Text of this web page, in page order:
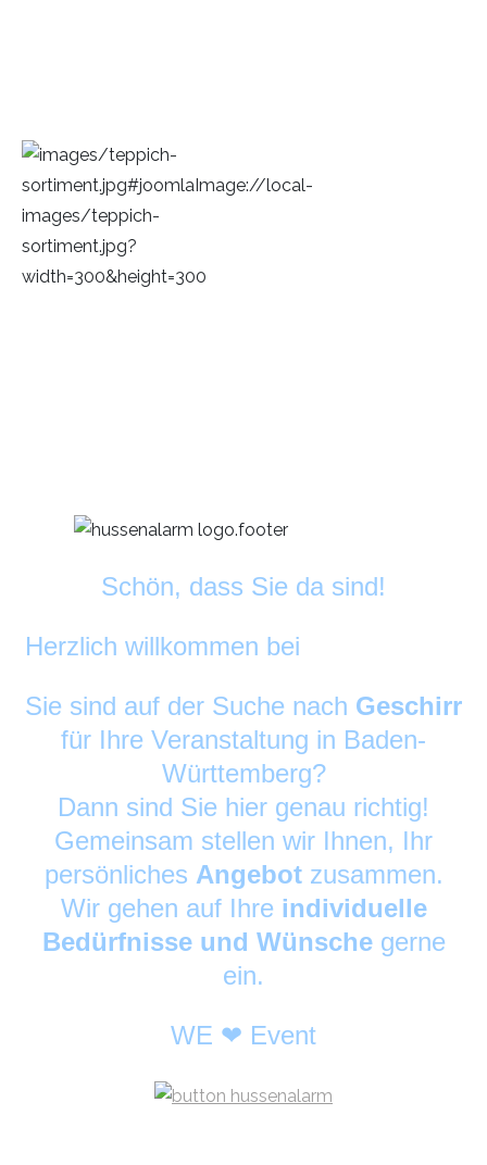
Schön, dass Sie da sind!
Herzlich willkommen bei
Sie sind auf der Suche nach Geschirr
für Ihre Veranstaltung in Baden-
Württemberg?
Dann sind Sie hier genau richtig!
Gemeinsam stellen wir Ihnen, Ihr
persönliches Angebot zusammen.
Wir gehen auf Ihre individuelle
Bedürfnisse und Wünschegerne
ein.
WE ❤ Event